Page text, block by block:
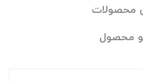
محصولات
محصول